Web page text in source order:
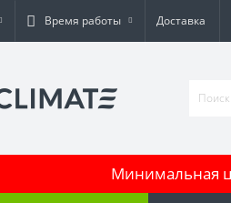
Время работы Доставка
Минимальная